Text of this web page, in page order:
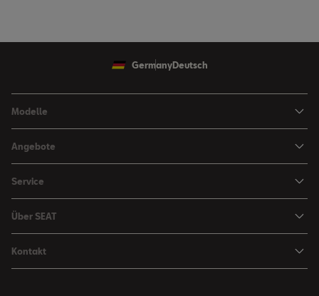
GermanyDeutsch
Modelle
Arona
Leon
Leon Sportstourer
SEAT Ateca Compact SUV (discontinued)
Angebote
Sondermodelle
SEAT FOR BUSINESS Angebote
Gebrauchtfahrzeuge
Finanzdienstleistung
Service
Smartphone Kompatibilität
Senderlogos
Über SEAT
News & Events
Kontakt